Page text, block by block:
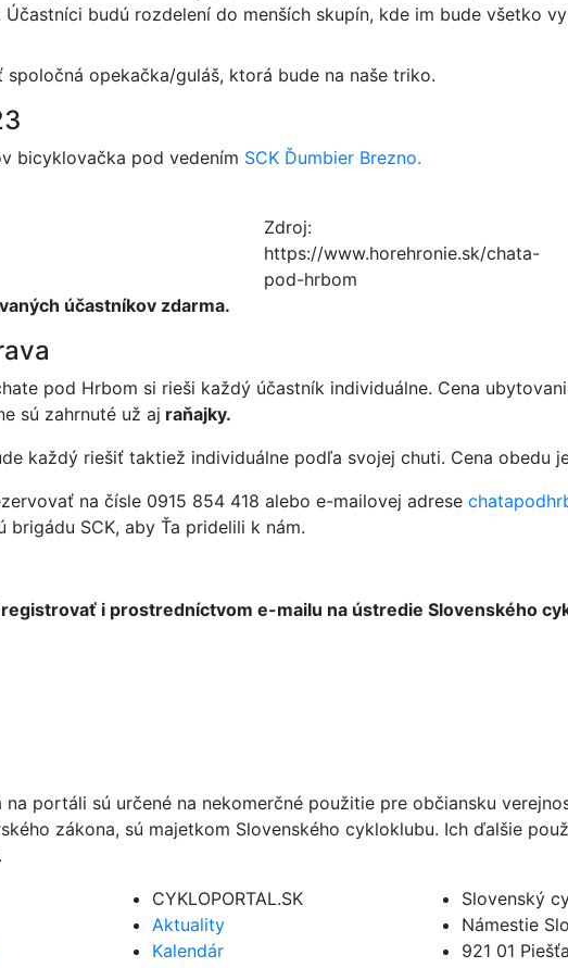
budú rozdelení do menších skupín, kde im bude všetko
spoločná opekačka/guláš, ktorá bude na naše triko.
bicyklovačka pod vedením SCK Ďumbier Brezno.
Zdroj:
https://www.horehronie.sk/chata-
pod-hrbom
účastníkov zdarma.
pod Hrbom si rieši každý účastník individuálne. Cena
sú zahrnuté už aj raňajky.
každý riešiť taktiež individuálne podľa svojej chuti. Cena obedu
na čísle 0915 854 418 alebo e-mailovej adrese
brigádu SCK, aby Ťa pridelili k nám.
i prostredníctvom e-mailu na ústredie Slovenského
portáli sú určené na nekomerčné použitie pre občiansku
zákona, sú majetkom Slovenského cykloklubu. Ich ďalšie
CYKLOPORTAL.SK
Aktuality
Kalendár
Slovenský
Námestie
921 01